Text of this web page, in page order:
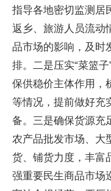
指导各地密切监测居
返乡、旅游人员流动
品市场的影响，及时
排。二是压实“菜篮
保供稳价主体作用，
等情况，提前做好充
备。三是确保货源充
农产品批发市场、大
货、铺货力度，丰富
强重要民生商品市场